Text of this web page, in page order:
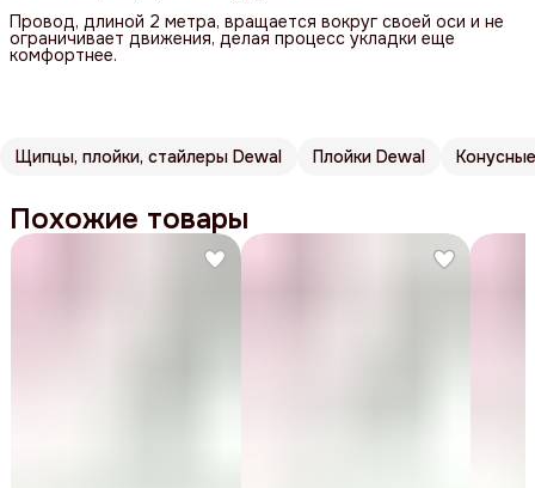
Провод, длиной 2 метра, вращается вокруг своей оси и не
ограничивает движения, делая процесс укладки еще
комфортнее.
Щипцы, плойки, стайлеры Dewal Плойки Dewal
Похожие товары